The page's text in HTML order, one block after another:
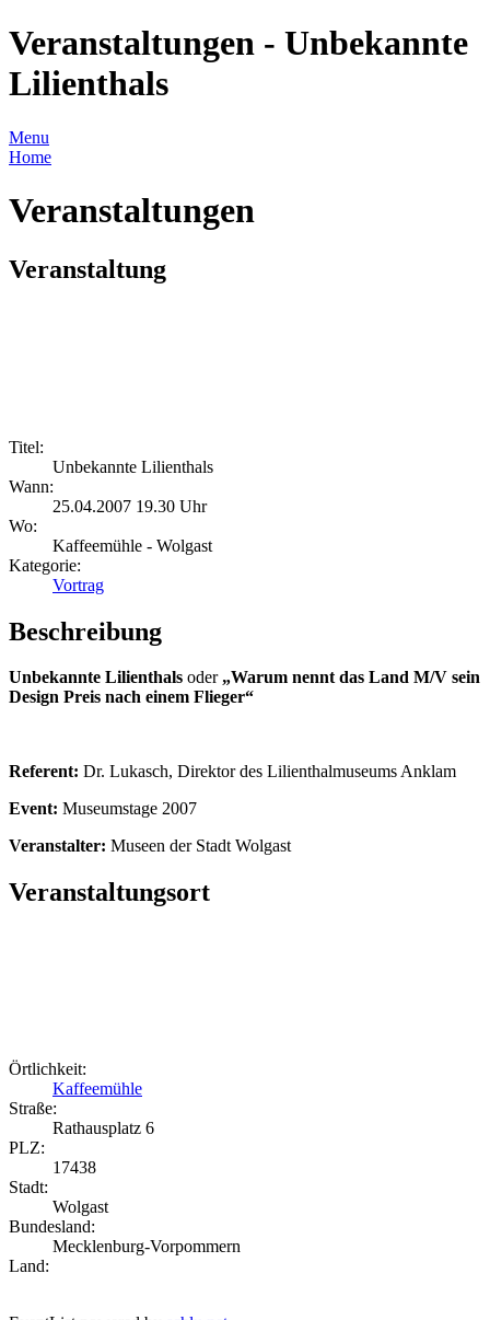
Veranstaltungen - Unbekannte
Lilienthals
Menu
Home
Veranstaltungen
Veranstaltung
Titel:
Unbekannte Lilienthals
Wann:
25.04.2007 19.30 Uhr
Wo:
Kaffeemühle - Wolgast
Kategorie:
Vortrag
Beschreibung
Unbekannte Lilienthals oder „Warum nennt das Land M/V sein
Design Preis nach einem Flieger“
Referent: Dr. Lukasch, Direktor des Lilienthalmuseums Anklam
Event: Museumstage 2007
Veranstalter: Museen der Stadt Wolgast
Veranstaltungsort
Örtlichkeit:
Kaffeemühle
Straße:
Rathausplatz 6
PLZ:
17438
Stadt:
Wolgast
Bundesland:
Mecklenburg-Vorpommern
Land: